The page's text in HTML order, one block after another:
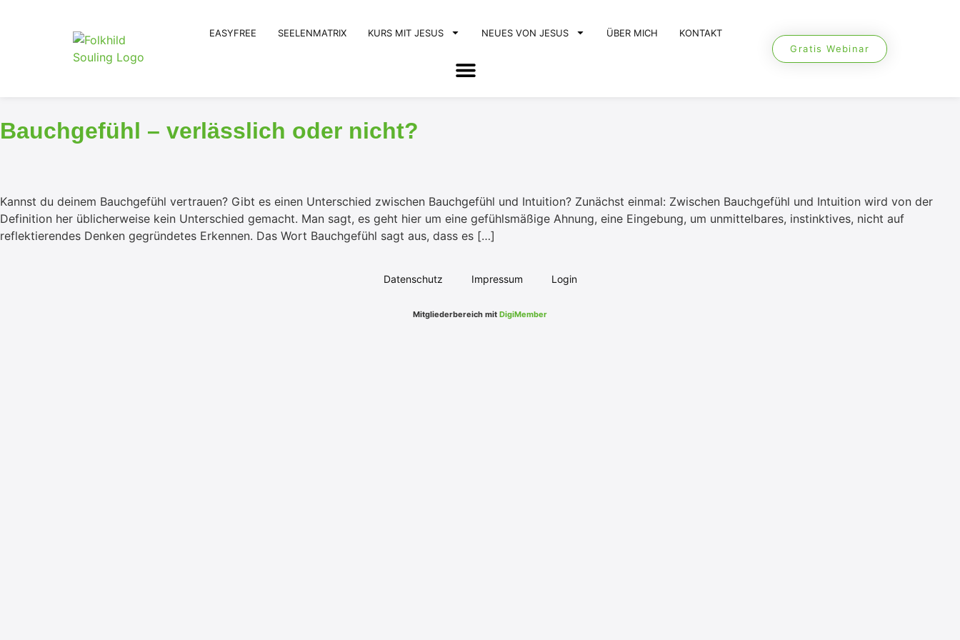
EASYFREE SEELENMATRIX KURS MIT JESUS NEUES VON JESUS ÜBER MICH
KONTAKT
Gratis Webinar
Bauchgefühl – verlässlich oder nicht?
Kannst du deinem Bauchgefühl vertrauen? Gibt es einen Unterschied zwischen Bauchgefühl und Intuition? Zunächst einmal: Zwischen Bauchgefühl und Intuition wird von der
Definition her üblicherweise kein Unterschied gemacht. Man sagt, es geht hier um eine gefühlsmäßige Ahnung, eine Eingebung, um unmittelbares, instinktives, nicht auf
reflektierendes Denken gegründetes Erkennen. Das Wort Bauchgefühl sagt aus, dass es […]
Datenschutz Impressum Login
Mitgliederbereich mit DigiMember